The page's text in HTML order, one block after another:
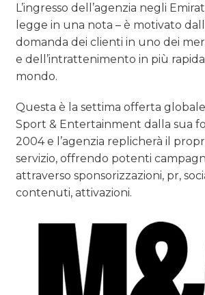
CASE HISTORY
OPINIONI
L’ingresso dell’agenzia negli
legge in una nota – è motivato
domanda dei clienti in uno dei
e dell’intrattenimento in più rapida
mondo.
Questa è la settima offerta globale
Sport & Entertainment dalla sua
2004 e l’agenzia replicherà il
servizio, offrendo potenti
attraverso sponsorizzazioni, pr,
contenuti, attivazioni.